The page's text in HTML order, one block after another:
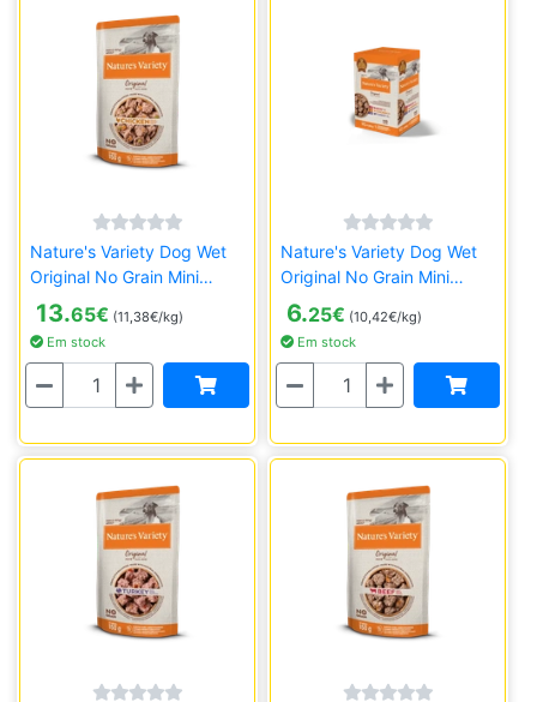
Nature's Variety Dog Wet
Original No Grain Mini
Frango - 8x150g
13.65€ (11,38€/kg)
Em stock
Quantidade
Nature's Variety Dog Wet
Original No Grain Mini
Multipack - 4x150g
6.25€ (10,42€/kg)
Em stock
Quantidade